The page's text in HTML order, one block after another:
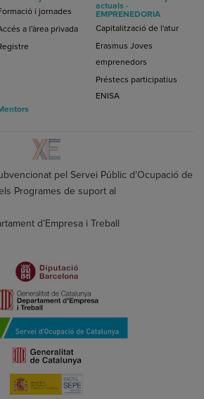
i jornades
a l'àrea privada
actuals -
EMPRENEDORIA
Capitalització de l'atur
Erasmus Joves
emprenedors
Préstecs participatius
ENISA
pel Servei Públic d’Ocupació de
Programes de suport al
d’Empresa i Treball